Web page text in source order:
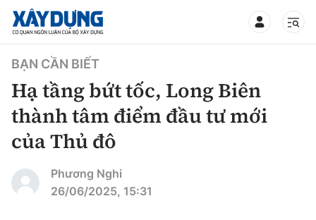
TIN BỘ XÂY DỰNG
CHUYÊN MỤC
Mới nhất
BẠN CẦN BIẾT
Hạ tầng bứt tốc, Long Biên
thành tâm điểm đầu tư mới
của Thủ đô
Phương Nghi
26/06/2025, 15:31